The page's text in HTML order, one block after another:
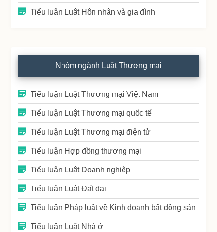
Tiểu luận Luật Hôn nhân và gia đình
Nhóm ngành Luật Thương mại
Tiểu luận Luật Thương mại Việt Nam
Tiểu luận Luật Thương mại quốc tế
Tiểu luận Luật Thương mại điện tử
Tiểu luận Hợp đồng thương mại
Tiểu luận Luật Doanh nghiệp
Tiểu luận Luật Đất đai
Tiểu luận Pháp luật về Kinh doanh bất động sản
Tiểu luận Luật Nhà ở